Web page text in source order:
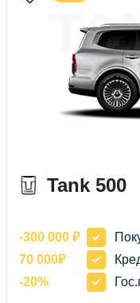
Tank 500
-300 000 ₽
70 000₽
-20%